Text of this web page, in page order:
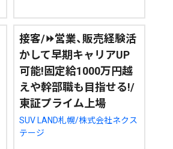
接客/⏩️営業、販売経験活
かして早期キャリアUP
可能!固定給1000万円越
えや幹部職も目指せる!/
東証プライム上場
SUV LAND札幌/株式会社ネクス
テージ